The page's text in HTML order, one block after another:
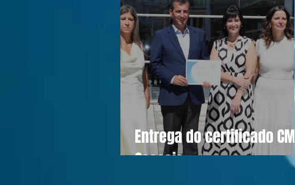
Entrega do certificado CM
Cascais